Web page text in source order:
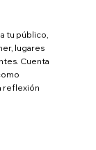
tu público,
lugares
Cuenta
reflexión